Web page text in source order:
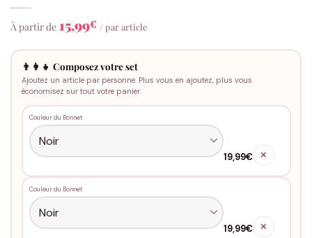
À partir de 15,99€ / par article
👨‍👩‍👧 Composez votre set
Ajoutez un article par personne. Plus vous en ajoutez, plus vous
économisez sur tout votre panier.
Couleur du Bonnet
19,99€ ✕
Couleur du Bonnet
19,99€ ✕